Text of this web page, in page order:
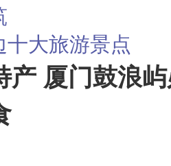
大旅游景点
产 厦门鼓浪